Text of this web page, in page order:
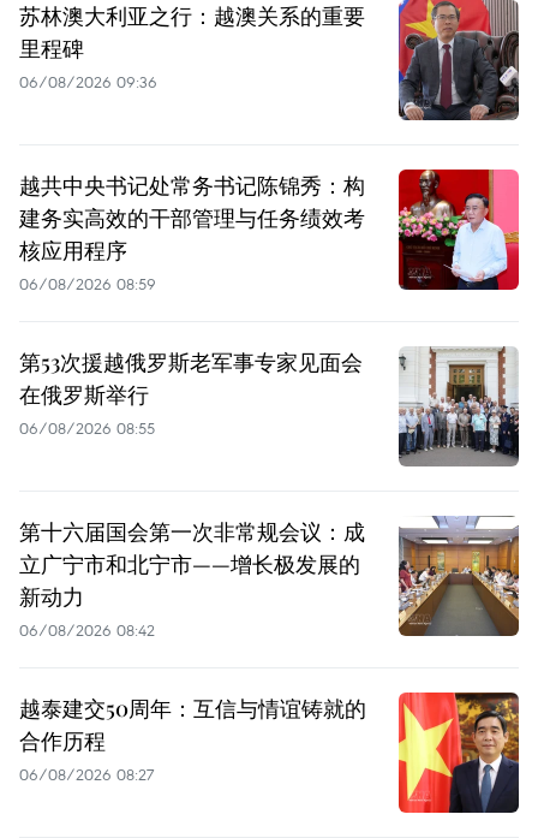
苏林澳大利亚之行：越澳关系的重要
里程碑
06/08/2026 09:36
越共中央书记处常务书记陈锦秀：构
建务实高效的干部管理与任务绩效考
核应用程序
06/08/2026 08:59
第53次援越俄罗斯老军事专家见面会
在俄罗斯举行
06/08/2026 08:55
第十六届国会第一次非常规会议：成
立广宁市和北宁市——增长极发展的
新动力
06/08/2026 08:42
越泰建交50周年：互信与情谊铸就的
合作历程
06/08/2026 08:27